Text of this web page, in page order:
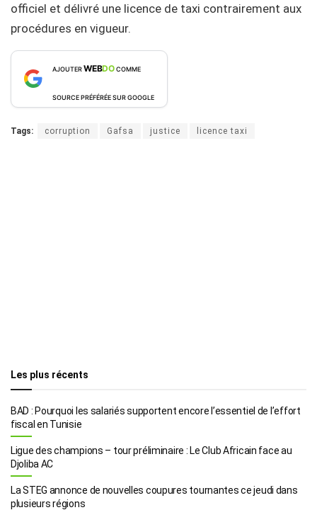
officiel et délivré une licence de taxi contrairement aux
procédures en vigueur.
AJOUTERWEBDOCOMME
SOURCE PRÉFÉRÉE SUR GOOGLE
Tags: corruption Gafsa justice licence taxi
Les plus récents
BAD : Pourquoi les salariés supportent encore l’essentiel de l’effort
fiscal en Tunisie
Ligue des champions – tour préliminaire : Le Club Africain face au
Djoliba AC
La STEG annonce de nouvelles coupures tournantes ce jeudi dans
plusieurs régions